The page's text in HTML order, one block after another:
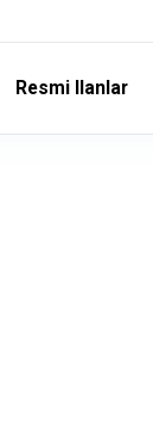
Resmi Ilanlar